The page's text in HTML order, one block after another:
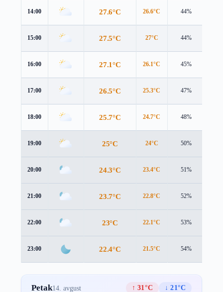
14:00 27.6°C 26.6°C 44%
15:00 27.5°C 27°C 44%
16:00 27.1°C 26.1°C 45%
17:00 26.5°C 25.3°C 47%
18:00 25.7°C 24.7°C 48%
19:00 25°C 24°C 50%
20:00 24.3°C 23.4°C 51%
21:00 23.7°C 22.8°C 52%
22:00 23°C 22.1°C 53%
23:00 22.4°C 21.5°C 54%
Petak14. avgust ↑ 31°C
↓ 21°C